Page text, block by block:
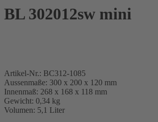
BL 302012sw mini
Artikel-Nr.: BC312-1085
Aussenmaße: 300 x 200 x 120 mm
Innenmaß: 268 x 168 x 118 mm
Gewicht: 0,34 kg
Volumen: 5,1 Liter